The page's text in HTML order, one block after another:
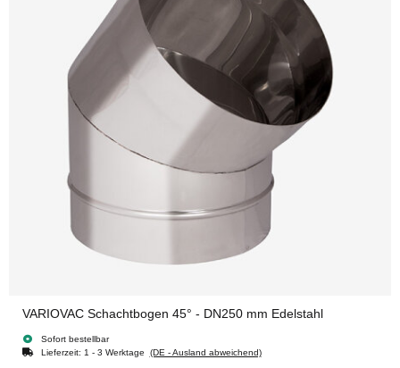
VARIOVAC Schachtbogen 45° - DN250 mm Edelstahl
Sofort bestellbar
Lieferzeit: 1 - 3 Werktage (DE - Ausland abweichend)